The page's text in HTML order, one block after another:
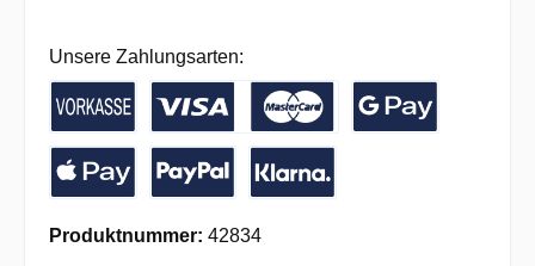
Unsere Zahlungsarten:
Vorkasse / Banküberweisung
Kreditkarte
Produktnummer: 42834